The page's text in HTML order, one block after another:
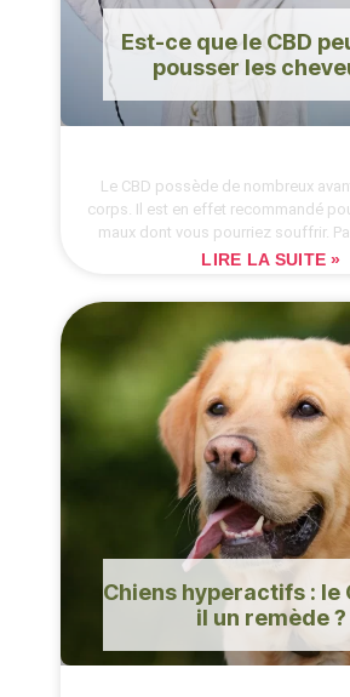
Est-ce que le CBD
pousser les
Le CBD possède de nombreux
corps. Il est en effet recommandé
maux dont vous pourriez souffrir.
LIRE LA SUITE »
Chiens hyperactifs : le
il un remède ?